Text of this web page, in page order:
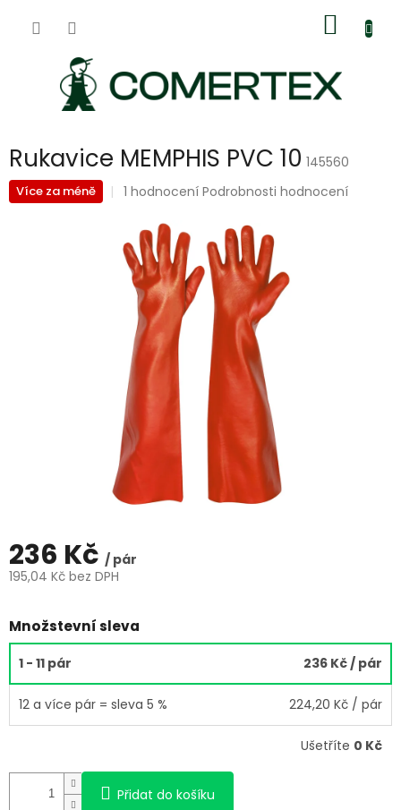
košík
Rukavice MEMPHIS PVC 10 145560
Více za méně
Průměrné
produktu
je
5,0
hvězdiček.
1 hodnocení Podrobnosti hodnocení
236 Kč / pár
195,04 Kč bez DPH
cena:
Množstevní sleva
1 - 11 pár 236 Kč / pár
12 a více pár = sleva 5 % 224,20 Kč / pár
Ušetříte 0 Kč
Přidat do košíku